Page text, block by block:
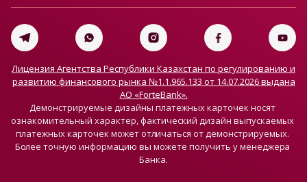
Лицензия Агентства Республики Казахстан по регулированию и
развитию финансового рынка №1.1.965.133 от 14.07.2026 выдана
АО «ForteBank».
Демонстрируемые дизайны платежных карточек носят
ознакомительный характер, фактический дизайн выпускаемых
платежных карточек может отличаться от демонстрируемых.
Более точную информацию вы можете получить у менеджера
Банка.